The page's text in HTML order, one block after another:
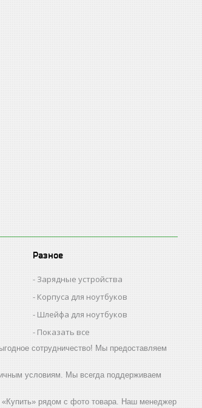
Разное
Зарядные устройства
Корпуса для ноутбуков
Шлейфа для ноутбуков
Показать все
сотрудничество! Мы предоставляем
условиям. Мы всегда поддерживаем
«Купить» рядом с фото товара. Наш менеджер